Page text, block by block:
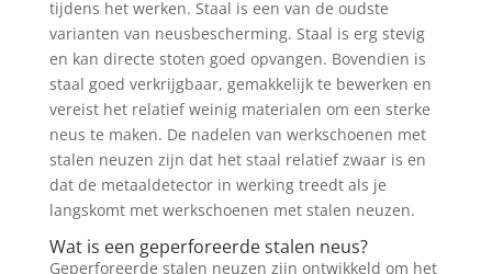
tijdens het werken. Staal is een van de oudste
varianten van neusbescherming. Staal is erg stevig
en kan directe stoten goed opvangen. Bovendien is
staal goed verkrijgbaar, gemakkelijk te bewerken en
vereist het relatief weinig materialen om een ​​sterke
neus te maken. De nadelen van werkschoenen met
stalen neuzen zijn dat het staal relatief zwaar is en
dat de metaaldetector in werking treedt als je
langskomt met werkschoenen met stalen neuzen.
Wat is een geperforeerde stalen neus?
Geperforeerde stalen neuzen zijn ontwikkeld om het